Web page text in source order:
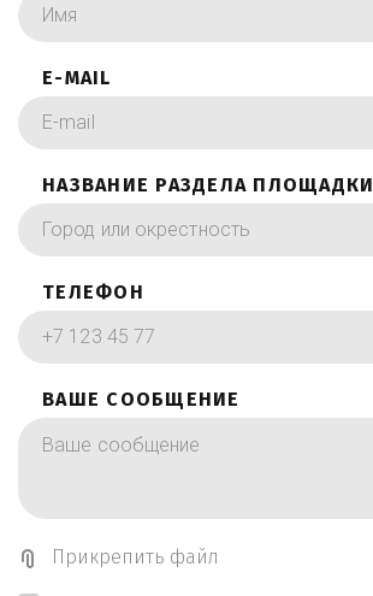
E-MAIL
НАЗВАНИЕ РАЗДЕЛА ПЛОЩАДКИ
ТЕЛЕФОН
ВАШЕ СООБЩЕНИЕ
Прикрепить файл